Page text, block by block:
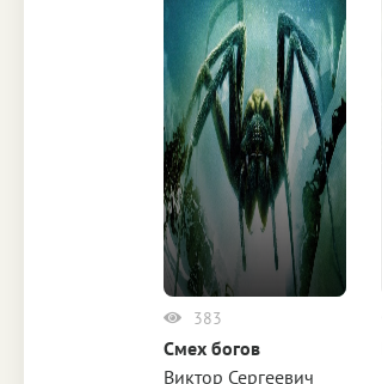
383
Смех богов
Виктор Сергеевич